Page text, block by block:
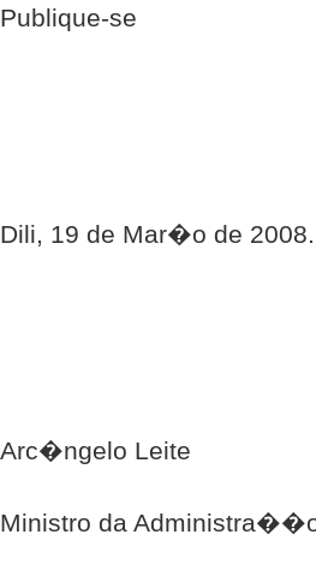
Publique-se
Dili, 19 de Mar�o de 2008.
Arc�ngelo Leite
Ministro da